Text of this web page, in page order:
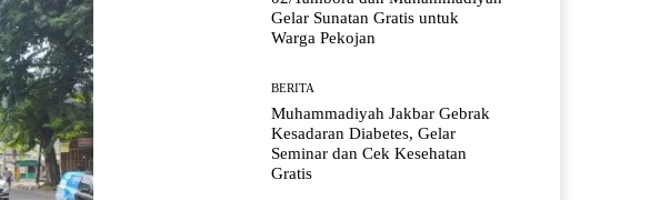
Gelar Sunatan Gratis untuk
Warga Pekojan
BERITA
Muhammadiyah Jakbar Gebrak
Kesadaran Diabetes, Gelar
Seminar dan Cek Kesehatan
Gratis